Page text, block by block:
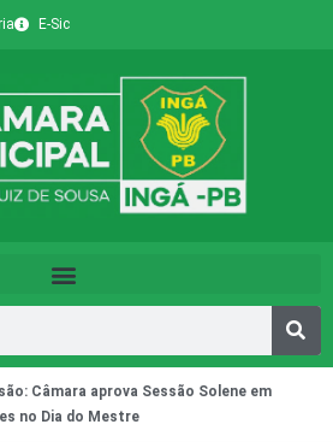
E-Sic
Câmara aprova Sessão Solene em
no Dia do Mestre